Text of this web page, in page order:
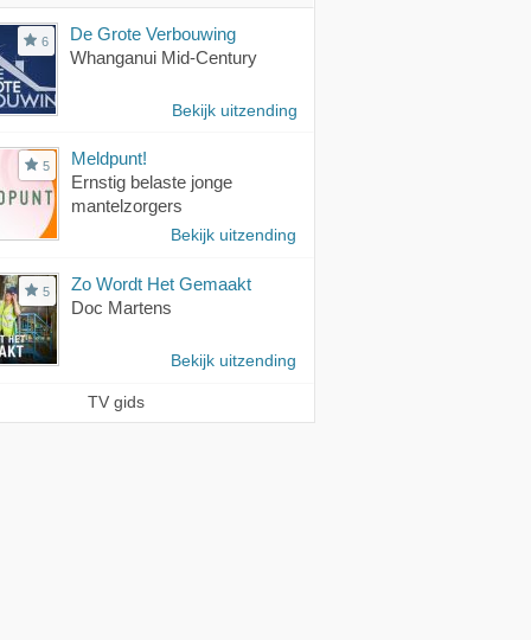
6
De Grote Verbouwing
Whanganui Mid-Century
Bekijk uitzending
5
Meldpunt!
Ernstig belaste jonge
mantelzorgers
Bekijk uitzending
5
Zo Wordt Het Gemaakt
Doc Martens
Bekijk uitzending
TV gids